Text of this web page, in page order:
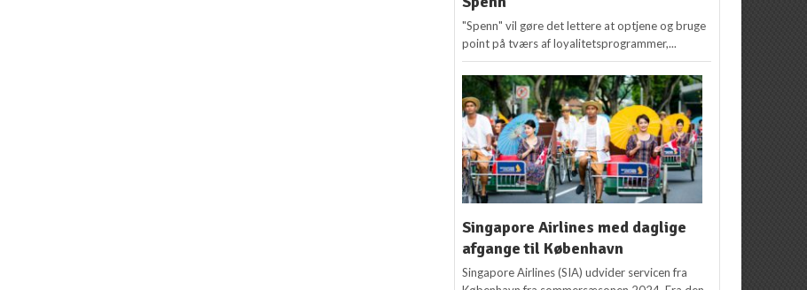
"Spenn" vil gøre det lettere at optjene og bruge
point på tværs af loyalitetsprogrammer,...
Singapore Airlines med daglige
afgange til København
Singapore Airlines (SIA) udvider servicen fra